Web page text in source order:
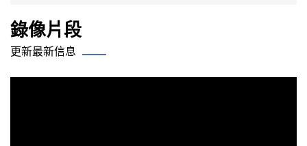
錄像片段
更新最新信息